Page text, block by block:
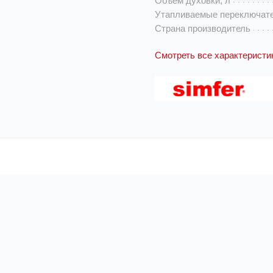
Утапливаемые
Страна производитель
Смотреть все